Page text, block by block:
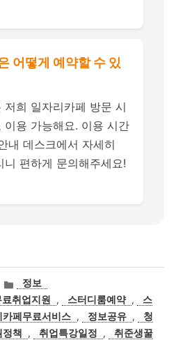
어떻게 예약할 수 있
저희 일자리카페 방문 시
이용 가능해요. 이용 시간
내 데스크에서 자세히
니 편하게 문의해주세요!
카
테
고
리
정보
료취업지원 , 스터디룸예약 ,
스
카페무료서비스 , 정보공유 ,
청
정책 , 취업특강일정 ,
취준생꿀